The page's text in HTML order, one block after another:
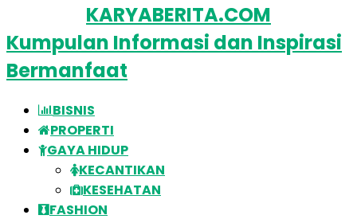
KARYABERITA.COM
Kumpulan Informasi dan Inspirasi
Bermanfaat
BISNIS
PROPERTI
GAYA HIDUP
KECANTIKAN
KESEHATAN
FASHION